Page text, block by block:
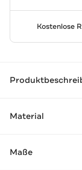
Kostenlose
Material
Maße